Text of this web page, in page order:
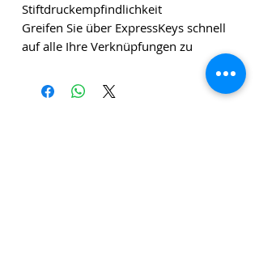
Stiftdruckempfindlichkeit
Greifen Sie über ExpressKeys schnell
auf alle Ihre Verknüpfungen zu